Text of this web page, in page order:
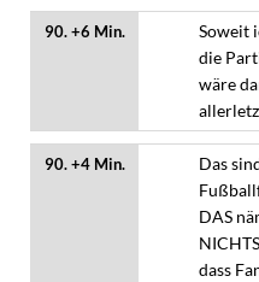
90. +6 Min.
Soweit
die
wäre
90. +4 Min.
Das
DAS
dass